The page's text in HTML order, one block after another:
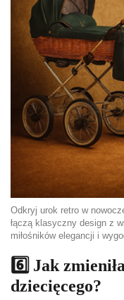
Odkryj urok retro w
łączą klasyczny design z
miłośników elegancji i
6️⃣ Jak
dziecięcego?